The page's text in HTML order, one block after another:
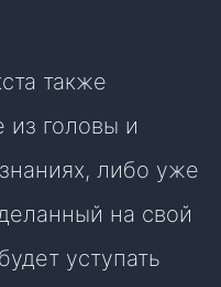
также
из головы и
либо уже
на свой
уступать